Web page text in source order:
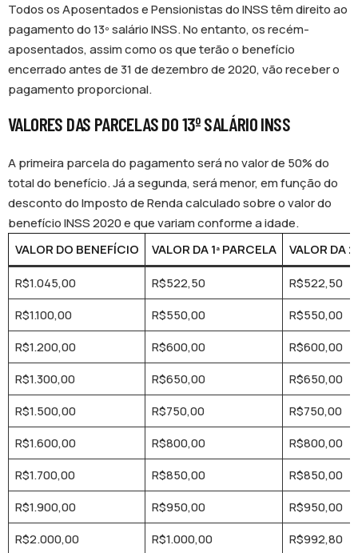
Todos os Aposentados e Pensionistas do INSS têm direito ao
pagamento do 13º salário INSS. No entanto, os recém-
aposentados, assim como os que terão o benefício
encerrado antes de 31 de dezembro de 2020, vão receber o
pagamento proporcional.
VALORES DAS PARCELAS DO 13º SALÁRIO INSS
A primeira parcela do pagamento será no valor de 50% do
total do benefício. Já a segunda, será menor, em função do
desconto do Imposto de Renda calculado sobre o valor do
benefício INSS 2020 e que variam conforme a idade.
VALOR DO BENEFÍCIO
VALOR DA 1ª PARCELA
VALOR DA
R$1.045,00
R$522,50
R$522,50
R$1.100,00
R$550,00
R$550,00
R$1.200,00
R$600,00
R$600,00
R$1.300,00
R$650,00
R$650,00
R$1.500,00
R$750,00
R$750,00
R$1.600,00
R$800,00
R$800,00
R$1.700,00
R$850,00
R$850,00
R$1.900,00
R$950,00
R$950,00
R$2.000,00
R$1.000,00
R$992,80